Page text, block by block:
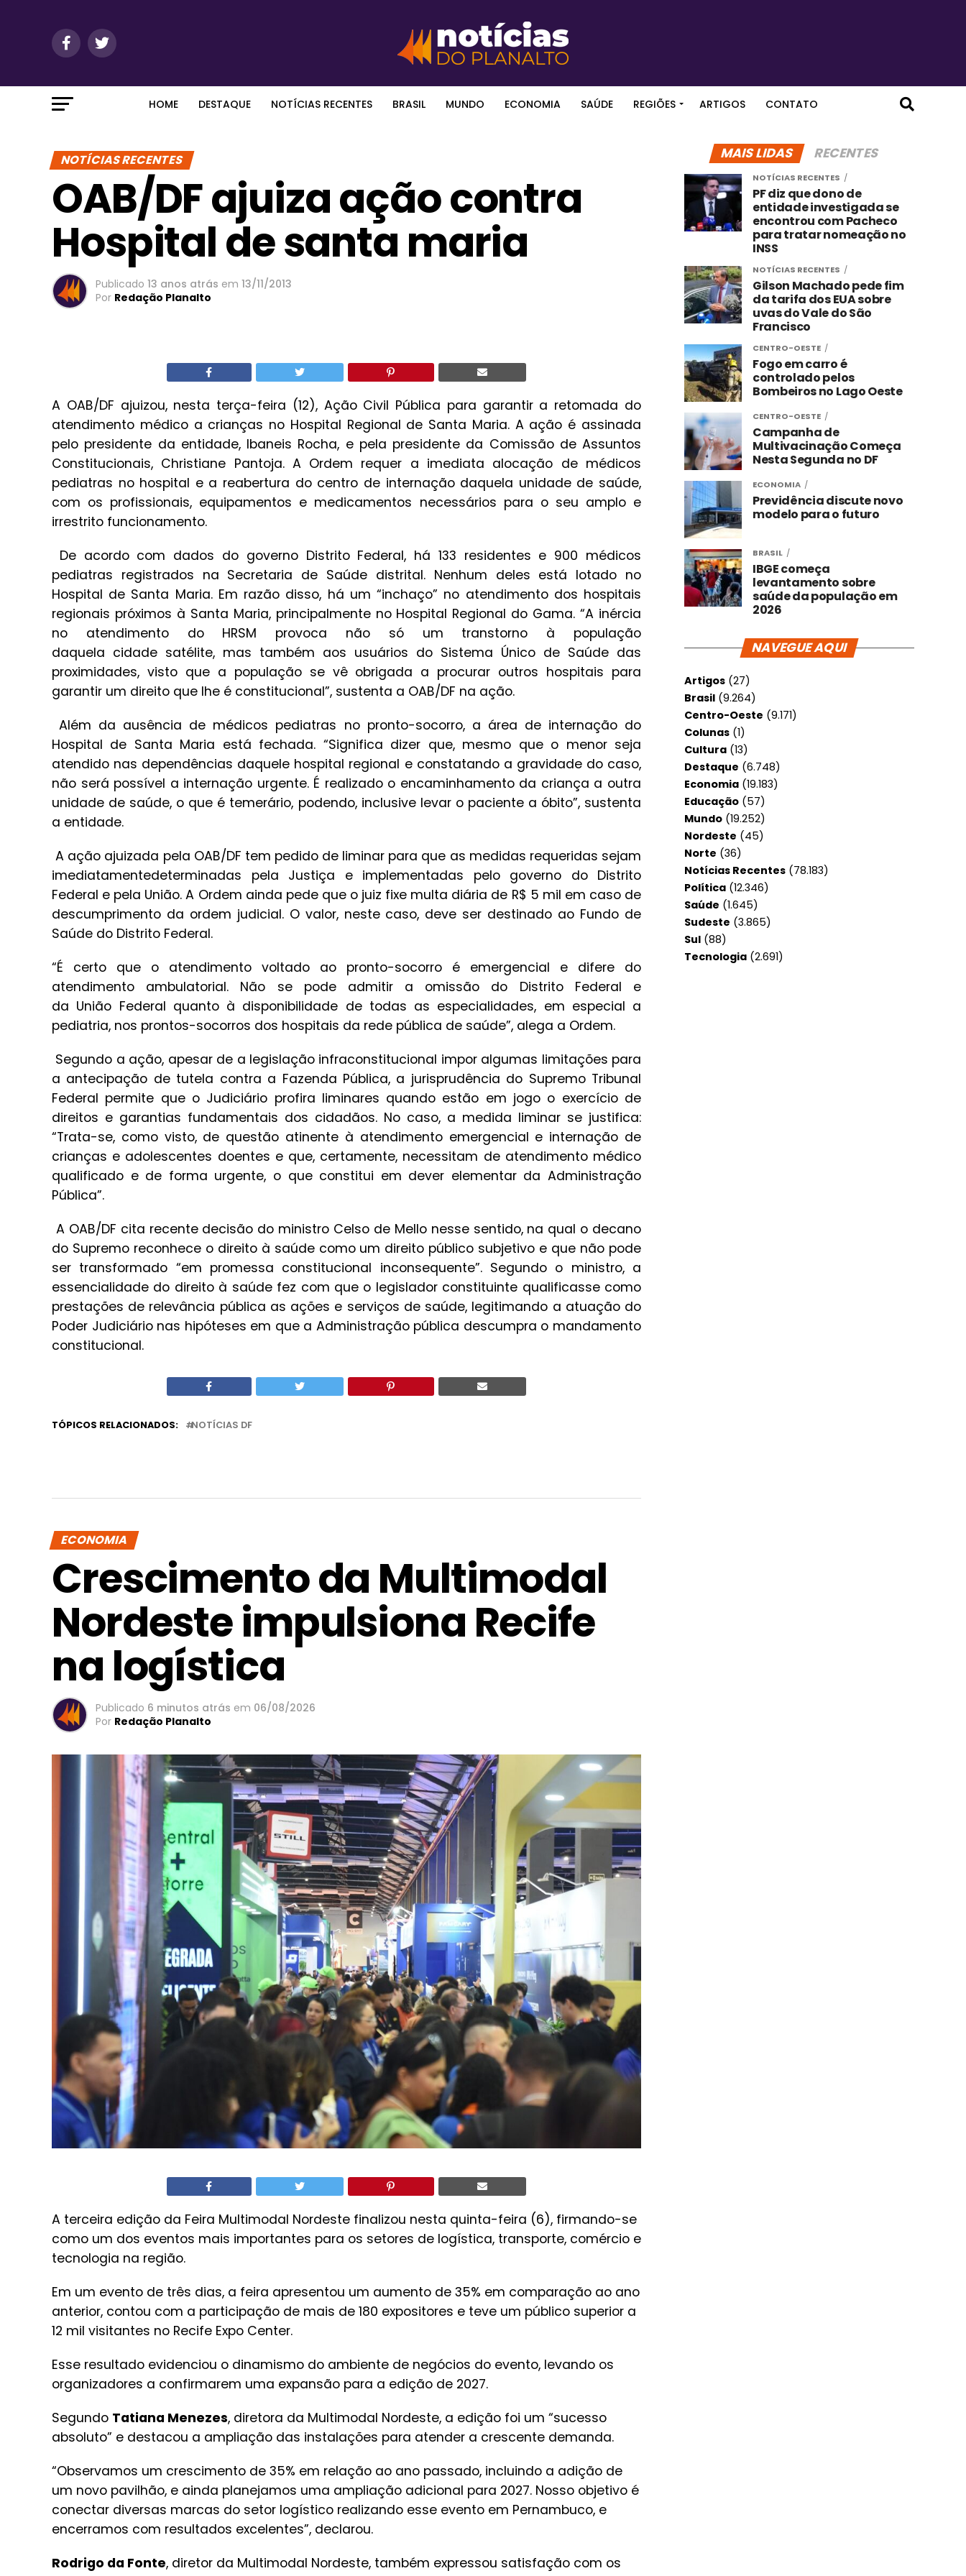
HOME DESTAQUE NOTÍCIAS RECENTES BRASIL MUNDO ECONOMIA SAÚDE REGIÕES ARTIGOS CONTATO
NOTÍCIAS RECENTES
OAB/DF ajuiza ação contra
Hospital de santa maria
Publicado 13 anos atrás em 13/11/2013
Por Redação Planalto
A OAB/DF ajuizou, nesta terça-feira (12), Ação Civil Pública para garantir a retomada do
atendimento médico a crianças no Hospital Regional de Santa Maria. A ação é assinada
pelo presidente da entidade, Ibaneis Rocha, e pela presidente da Comissão de Assuntos
Constitucionais, Christiane Pantoja. A Ordem requer a imediata alocação de médicos
pediatras no hospital e a reabertura do centro de internação daquela unidade de saúde,
com os profissionais, equipamentos e medicamentos necessários para o seu amplo e
irrestrito funcionamento.
De acordo com dados do governo Distrito Federal, há 133 residentes e 900 médicos
pediatras registrados na Secretaria de Saúde distrital. Nenhum deles está lotado no
Hospital de Santa Maria. Em razão disso, há um “inchaço” no atendimento dos hospitais
regionais próximos à Santa Maria, principalmente no Hospital Regional do Gama. “A inércia
no atendimento do HRSM provoca não só um transtorno à população
daquela cidade satélite, mas também aos usuários do Sistema Único de Saúde das
proximidades, visto que a população se vê obrigada a procurar outros hospitais para
garantir um direito que lhe é constitucional”, sustenta a OAB/DF na ação.
Além da ausência de médicos pediatras no pronto-socorro, a área de internação do
Hospital de Santa Maria está fechada. “Significa dizer que, mesmo que o menor seja
atendido nas dependências daquele hospital regional e constatando a gravidade do caso,
não será possível a internação urgente. É realizado o encaminhamento da criança a outra
unidade de saúde, o que é temerário, podendo, inclusive levar o paciente a óbito”, sustenta
a entidade.
A ação ajuizada pela OAB/DF tem pedido de liminar para que as medidas requeridas sejam
imediatamentedeterminadas pela Justiça e implementadas pelo governo do Distrito
Federal e pela União. A Ordem ainda pede que o juiz fixe multa diária de R$ 5 mil em caso de
descumprimento da ordem judicial. O valor, neste caso, deve ser destinado ao Fundo de
Saúde do Distrito Federal.
“É certo que o atendimento voltado ao pronto-socorro é emergencial e difere do
atendimento ambulatorial. Não se pode admitir a omissão do Distrito Federal e
da União Federal quanto à disponibilidade de todas as especialidades, em especial a
pediatria, nos prontos-socorros dos hospitais da rede pública de saúde”, alega a Ordem.
Segundo a ação, apesar de a legislação infraconstitucional impor algumas limitações para
a antecipação de tutela contra a Fazenda Pública, a jurisprudência do Supremo Tribunal
Federal permite que o Judiciário profira liminares quando estão em jogo o exercício de
direitos e garantias fundamentais dos cidadãos. No caso, a medida liminar se justifica:
“Trata-se, como visto, de questão atinente à atendimento emergencial e internação de
crianças e adolescentes doentes e que, certamente, necessitam de atendimento médico
qualificado e de forma urgente, o que constitui em dever elementar da Administração
Pública”.
A OAB/DF cita recente decisão do ministro Celso de Mello nesse sentido, na qual o decano
do Supremo reconhece o direito à saúde como um direito público subjetivo e que não pode
ser transformado “em promessa constitucional inconsequente”. Segundo o ministro, a
essencialidade do direito à saúde fez com que o legislador constituinte qualificasse como
prestações de relevância pública as ações e serviços de saúde, legitimando a atuação do
Poder Judiciário nas hipóteses em que a Administração pública descumpra o mandamento
constitucional.
TÓPICOS RELACIONADOS: NOTÍCIAS DF
ECONOMIA
Crescimento da Multimodal
Nordeste impulsiona Recife
na logística
Publicado 6 minutos atrás em 06/08/2026
Por Redação Planalto
A terceira edição da Feira Multimodal Nordeste finalizou nesta quinta-feira (6), firmando-se
como um dos eventos mais importantes para os setores de logística, transporte, comércio e
tecnologia na região.
Em um evento de três dias, a feira apresentou um aumento de 35% em comparação ao ano
anterior, contou com a participação de mais de 180 expositores e teve um público superior a
12 mil visitantes no Recife Expo Center.
Esse resultado evidenciou o dinamismo do ambiente de negócios do evento, levando os
organizadores a confirmarem uma expansão para a edição de 2027.
Segundo Tatiana Menezes, diretora da Multimodal Nordeste, a edição foi um “sucesso
absoluto” e destacou a ampliação das instalações para atender a crescente demanda.
“Observamos um crescimento de 35% em relação ao ano passado, incluindo a adição de
um novo pavilhão, e ainda planejamos uma ampliação adicional para 2027. Nosso objetivo é
conectar diversas marcas do setor logístico realizando esse evento em Pernambuco, e
encerramos com resultados excelentes”, declarou.
Rodrigo da Fonte, diretor da Multimodal Nordeste, também expressou satisfação com os
MAIS LIDAS RECENTES
NOTÍCIAS RECENTES
PF diz que dono de
entidade investigada se
encontrou com Pacheco
para tratar nomeação no
INSS
NOTÍCIAS RECENTES
Gilson Machado pede fim
da tarifa dos EUA sobre
uvas do Vale do São
Francisco
CENTRO-OESTE
Fogo em carro é
controlado pelos
Bombeiros no Lago Oeste
CENTRO-OESTE
Campanha de
Multivacinação Começa
Nesta Segunda no DF
ECONOMIA
Previdência discute novo
modelo para o futuro
BRASIL
IBGE começa
levantamento sobre
saúde da população em
2026
NAVEGUE AQUI
Artigos (27)
Brasil (9.264)
Centro-Oeste (9.171)
Colunas (1)
Cultura (13)
Destaque (6.748)
Economia (19.183)
Educação (57)
Mundo (19.252)
Nordeste (45)
Norte (36)
Notícias Recentes (78.183)
Política (12.346)
Saúde (1.645)
Sudeste (3.865)
Sul (88)
Tecnologia (2.691)